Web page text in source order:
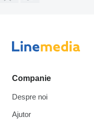
Companie
Despre noi
Ajutor